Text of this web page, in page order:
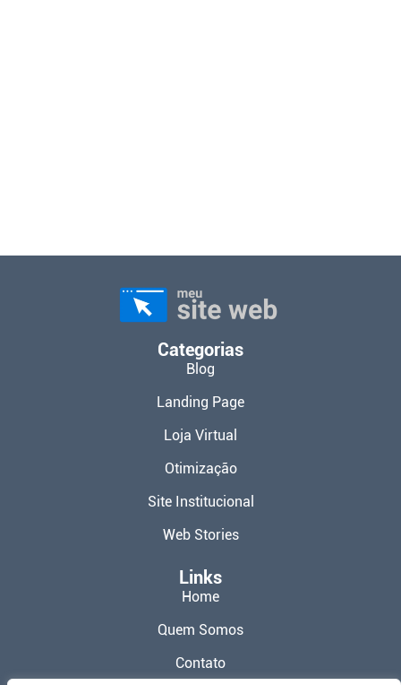
Categorias
Blog
Landing Page
Loja Virtual
Otimização
Site Institucional
Web Stories
Links
Home
Quem Somos
Contato